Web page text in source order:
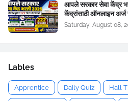
आपले सरकार सेवा केंद्र
केंद्रांसाठी ऑनलाइन
Saturday, August 08,
Lables
Apprentice Daily Quiz Hall